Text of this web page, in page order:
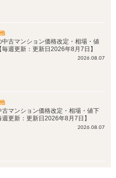
中古マンション価格改定・相場・値
週更新：更新日2026年8月7日】
2026.08.07
古マンション価格改定・相場・値下
更新：更新日2026年8月7日】
2026.08.07